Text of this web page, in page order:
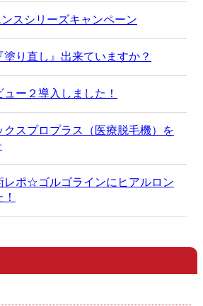
スシリーズキャンペーン
塗り直し』出来ていますか？
ー２導入しました！
クスプロプラス（医療脱毛機）を
ポ☆ゴルゴラインにヒアルロン